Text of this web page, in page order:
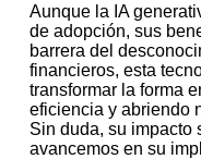
Aunque la IA
de adopción, sus
barrera del
financieros, esta
transformar la forma
eficiencia y abriendo
Sin duda, su impacto
avancemos en su